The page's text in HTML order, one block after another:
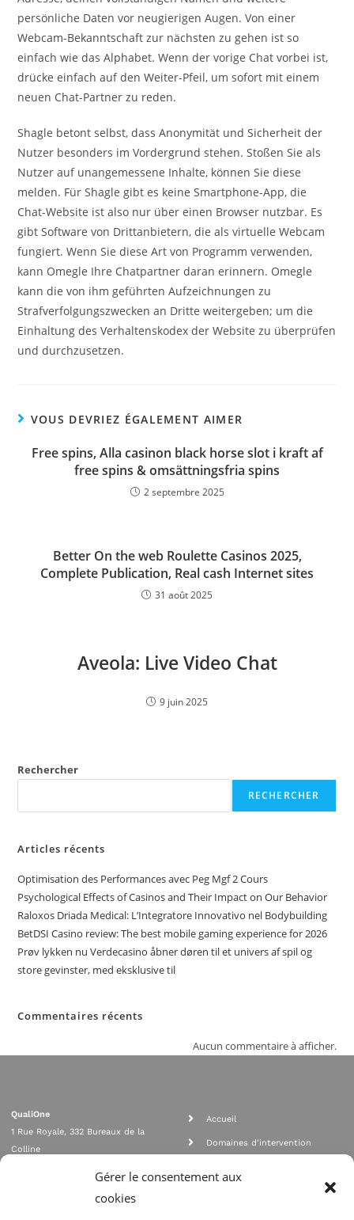
Gérer le consentement aux
cookies
persönliche Daten vor neugierigen Augen. Von einer
Webcam-Bekanntschaft zur nächsten zu gehen ist so
einfach wie das Alphabet. Wenn der vorige Chat vorbei ist,
drücke einfach auf den Weiter-Pfeil, um sofort mit einem
neuen Chat-Partner zu reden.
Shagle betont selbst, dass Anonymität und Sicherheit der
Nutzer besonders im Vordergrund stehen. Stoßen Sie als
Nutzer auf unangemessene Inhalte, können Sie diese
melden. Für Shagle gibt es keine Smartphone-App, die
Chat-Website ist also nur über einen Browser nutzbar. Es
gibt Software von Drittanbietern, die als virtuelle Webcam
fungiert. Wenn Sie diese Art von Programm verwenden,
kann Omegle Ihre Chatpartner daran erinnern. Omegle
kann die von ihm geführten Aufzeichnungen zu
Strafverfolgungszwecken an Dritte weitergeben; um die
Einhaltung des Verhaltenskodex der Website zu überprüfen
und durchzusetzen.
VOUS DEVRIEZ ÉGALEMENT AIMER
Free spins, Alla casinon black horse slot i kraft af
free spins & omsättningsfria spins
2 septembre 2025
Better On the web Roulette Casinos 2025,
Complete Publication, Real cash Internet sites
31 août 2025
Aveola: Live Video Chat
9 juin 2025
Rechercher
RECHERCHER
Articles récents
Optimisation des Performances avec Peg Mgf 2 Cours
Psychological Effects of Casinos and Their Impact on Our Behavior
Raloxos Driada Medical: L’Integratore Innovativo nel Bodybuilding
BetDSI Casino review: The best mobile gaming experience for 2026
Prøv lykken nu Verdecasino åbner døren til et univers af spil og
store gevinster, med eksklusive til
Commentaires récents
Aucun commentaire à afficher.
QualiOne
1 Rue Royale, 332 Bureaux de la
Colline
contact@qualione.com
Accueil
Domaines d'intervention